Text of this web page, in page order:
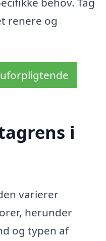
renere og
i
varierer
herunder
og typen af